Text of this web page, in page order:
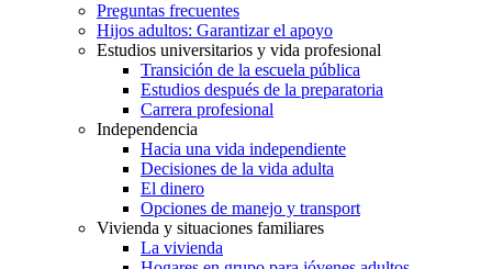
Preguntas frecuentes
Hijos adultos: Garantizar el apoyo
Estudios universitarios y vida profesional
Transición de la escuela pública
Estudios después de la preparatoria
Carrera profesional
Independencia
Hacia una vida independiente
Decisiones de la vida adulta
El dinero
Opciones de manejo y transport
Vivienda y situaciones familiares
La vivienda